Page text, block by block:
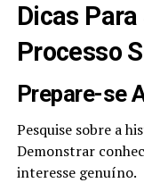
Dicas
Processo
Prepare-se
Pesquise sobre a
Demonstrar
interesse genuíno.